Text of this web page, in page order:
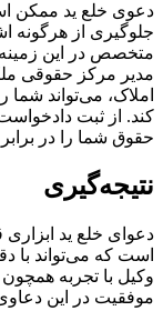
دعوی خلع ید ممکن
جلوگیری از هرگونه
متخصص در این
مدیر مرکز حقوقی
املاک، می‌تواند
کند. از ثبت
حقوق شما را در
نتیجه‌گیری
دعوای خلع ید ابزاری
است که می‌تواند با
وکیل با تجربه
موفقیت در این